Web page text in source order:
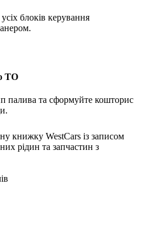
блоків керування
ТО
палива та сформуйте кошторис
книжку WestCars із записом
рідин та запчастин з